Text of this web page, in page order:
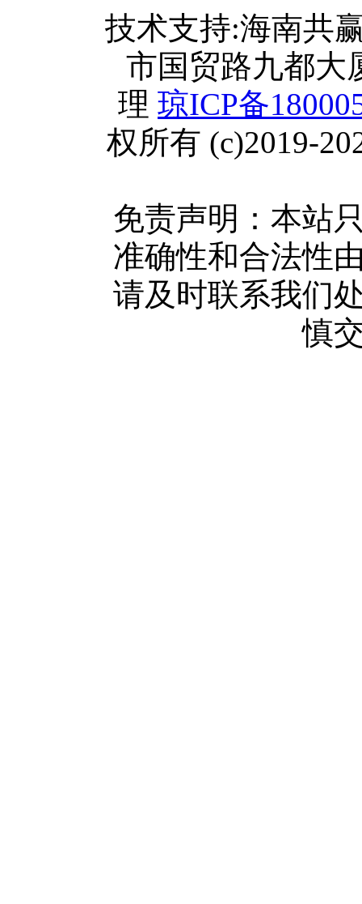
技术支持:海南共
市国贸路九都大
理 琼ICP备
权所有 (c)2019-
免责声明：本站
准确性和合法性
请及时联系我们
慎